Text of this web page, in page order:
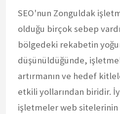
SEO'nun Zonguldak
olduğu birçok sebep
bölgedeki rekabetin
düşünüldüğünde,
artırmanın ve hedef
etkili yollarından biridir.
işletmeler web